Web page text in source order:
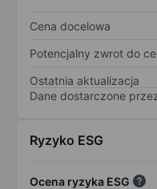
Cena docelowa
Potencjalny zwrot do
Ostatnia aktualizacja
Dane dostarczone
Ryzyko ESG
Ocena ryzyka ESG